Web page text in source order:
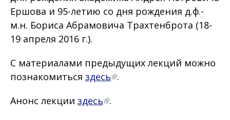
Ершова и 95-летию со дня рождения д.ф.-
м.н. Бориса Абрамовича Трахтенброта (18-
19 апреля 2016 г.).
С материалами предыдущих лекций можно
познакомиться здесь .
Анонс лекции здесь .